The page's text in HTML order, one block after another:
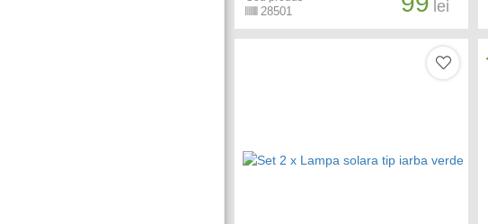
28501 lei